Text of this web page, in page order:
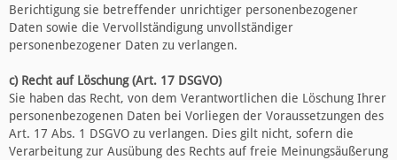
Berichtigung sie betreffender unrichtiger personenbezogener
Daten sowie die Vervollständigung unvollständiger
personenbezogener Daten zu verlangen.
c) Recht auf Löschung (Art. 17 DSGVO)
Sie haben das Recht, von dem Verantwortlichen die Löschung Ihrer
personenbezogenen Daten bei Vorliegen der Voraussetzungen des
Art. 17 Abs. 1 DSGVO zu verlangen. Dies gilt nicht, sofern die
Verarbeitung zur Ausübung des Rechts auf freie Meinungsäußerung